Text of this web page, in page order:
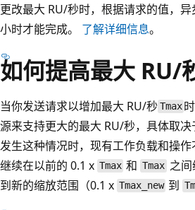
更改最大 RU/秒时，根据请求的值，
小时才能完成。 了解详细信息。
如何提高最大 RU/
当你发送请求以增加最大 RU/秒Tmax
源来支持更大的最大 RU/秒，具体取决
发生这种情况时，现有工作负载和操
继续在以前的 0.1 x Tmax 和Tmax之间
到新的缩放范围（0.1 x Tmax_new 到